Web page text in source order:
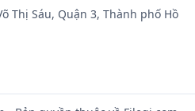
Thị Sáu, Quận 3, Thành phố Hồ